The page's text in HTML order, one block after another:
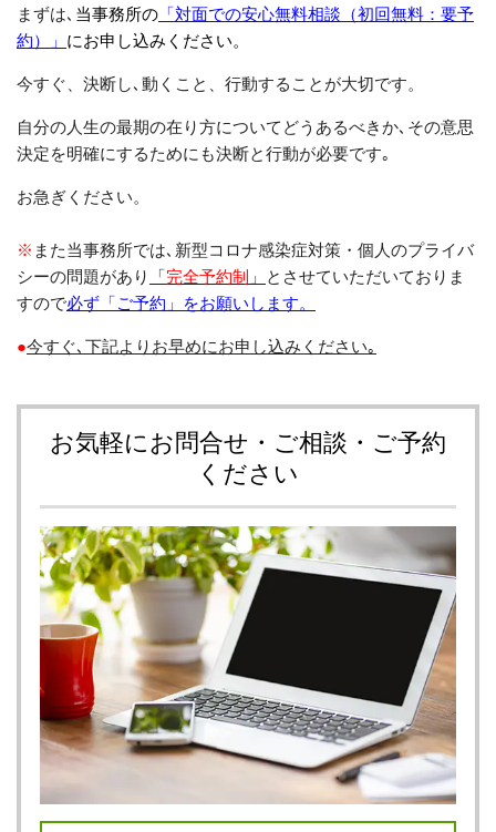
まずは､ 当事務所の 「対面での安心無料相談（初回無料：要予
約）」 にお申し込みください。
今すぐ、決断し､ 動くこと、行動することが大切です。
自分の人生の最期の在り方についてどうあるべきか､ その意思
決定を明確にするためにも決断と行動が必要です｡
お急ぎください。
※ また当事務所では､ 新型コロナ感染症対策・個人のプライバ
シーの問題があり
「完全予約制 」
とさせていただいておりま
すので必ず「ご予約」をお願いします。
●今すぐ､ 下記よりお早めにお申し込みください｡
お気軽にお問合せ・ご相談・ご予約
ください